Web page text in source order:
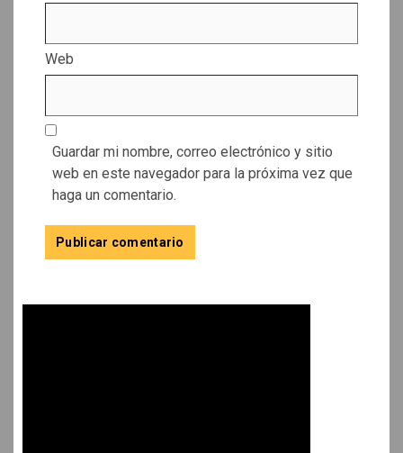
Web
Guardar mi nombre, correo electrónico y sitio
web en este navegador para la próxima vez que
haga un comentario.